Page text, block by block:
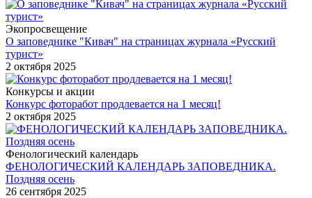
Экопросвещение
О заповеднике "Кивач" на страницах журнала «Русский
турист»
2 октября 2025
Конкурсы и акции
Конкурс фоторабот продлевается на 1 месяц!
2 октября 2025
Фенологический календарь
ФЕНОЛОГИЧЕСКИЙ КАЛЕНДАРЬ ЗАПОВЕДНИКА.
Поздняя осень
26 сентября 2025